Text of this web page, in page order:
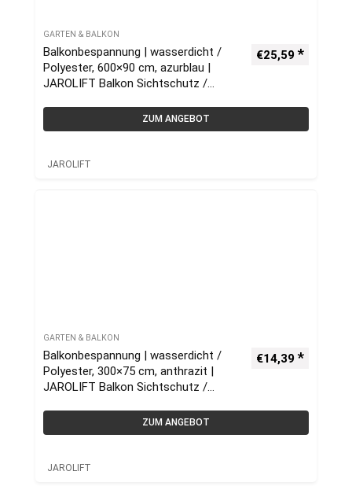
GARTEN & BALKON
Balkonbespannung | wasserdicht /
Polyester, 600×90 cm, azurblau |
JAROLIFT Balkon Sichtschutz /
€25,59
ZUM ANGEBOT
JAROLIFT
GARTEN & BALKON
Balkonbespannung | wasserdicht /
Polyester, 300×75 cm, anthrazit |
JAROLIFT Balkon Sichtschutz /
€14,39
ZUM ANGEBOT
JAROLIFT